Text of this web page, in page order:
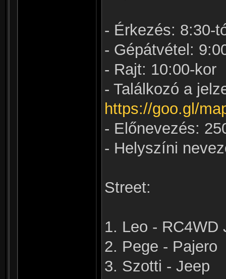
- Érkezés: 8:30-
- Gépátvétel:
- Rajt: 10:00-kor
- Találkozó a
https://goo.gl/
- Előnevezés:
- Helyszíni
Street:
1. Leo - RC4WD
2. Pege - Pajero
3. Szotti - Jeep